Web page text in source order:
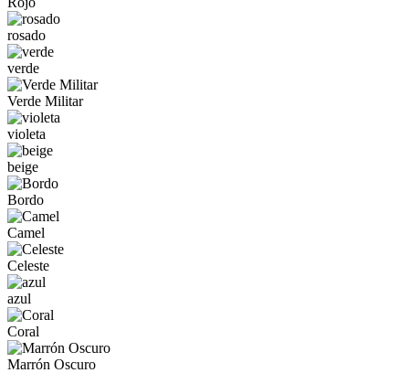
rosado
verde
Verde Militar
violeta
beige
Bordo
Camel
Celeste
azul
Coral
Marrón Oscuro